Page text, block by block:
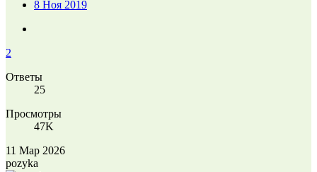
8 Ноя 2019
2
Ответы
25
Просмотры
47K
11 Мар 2026
pozyka